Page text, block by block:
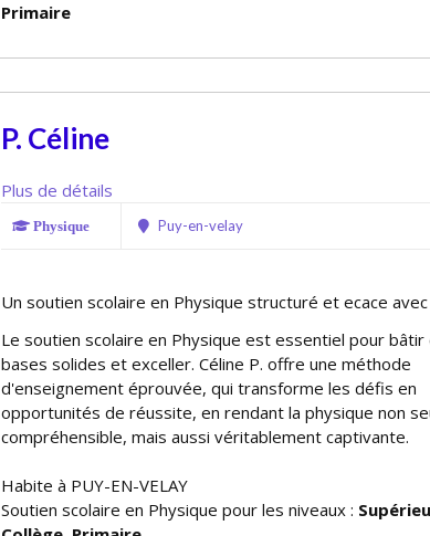
Primaire
P. Céline
Plus de détails
Physique Puy-en-velay
Un soutien scolaire en Physique structuré et efficace avec
Le soutien scolaire en Physique est essentiel pour bâtir
bases solides et exceller. Céline P. offre une méthode
d'enseignement éprouvée, qui transforme les défis en
opportunités de réussite, en rendant la physique non
compréhensible, mais aussi véritablement captivante.
Habite à PUY-EN-VELAY
Soutien scolaire en Physique pour les niveaux :